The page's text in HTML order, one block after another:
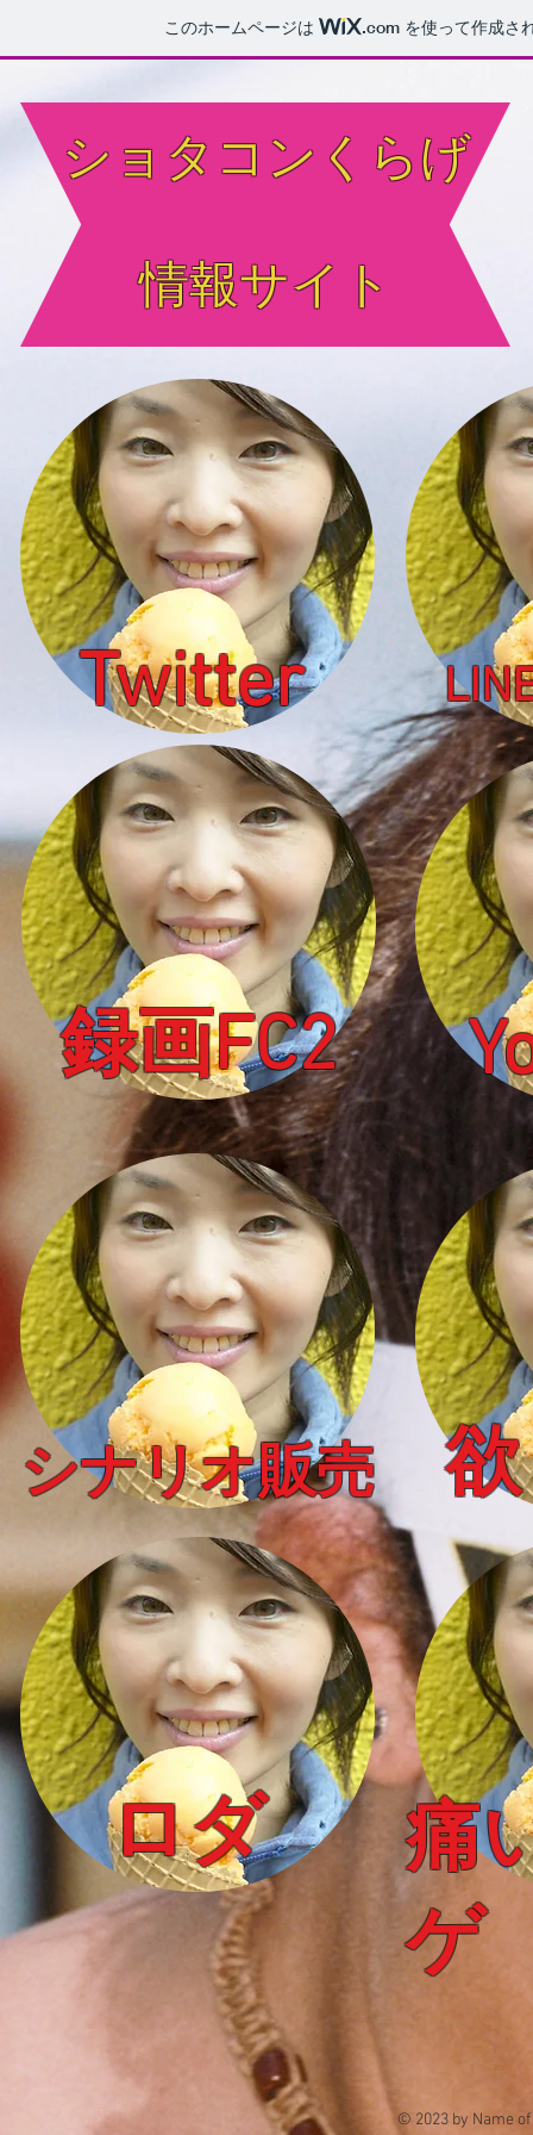
このホームページは .com を使って作成さ
ショタコンくらげ
​情報サイト
Twitter
録画FC2
シナリオ販売
痛
ゲ
ロダ
© 2023 by Name